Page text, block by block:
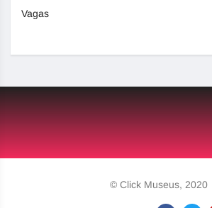
Vagas
© Click Museus, 2020